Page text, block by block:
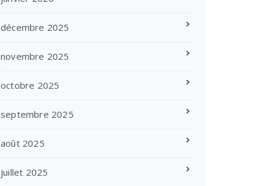
décembre 2025
novembre 2025
octobre 2025
septembre 2025
août 2025
juillet 2025